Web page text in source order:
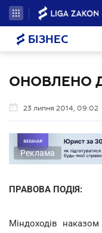
БІЗНЕС
ОНОВЛЕНО
23 липня 2014, 09:02
Реклама
ПРАВОВА ПОДІЯ:
Міндоходів